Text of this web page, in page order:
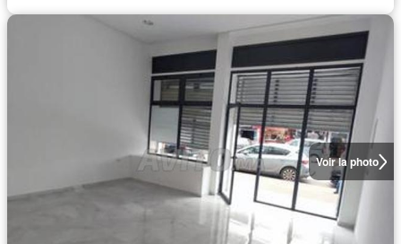
Voir la photo